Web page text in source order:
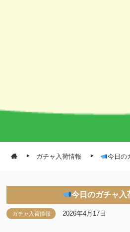
ガチャ入荷情報 今日の
今日のガチャ入
ガチャ入荷情報 2026年4月17日